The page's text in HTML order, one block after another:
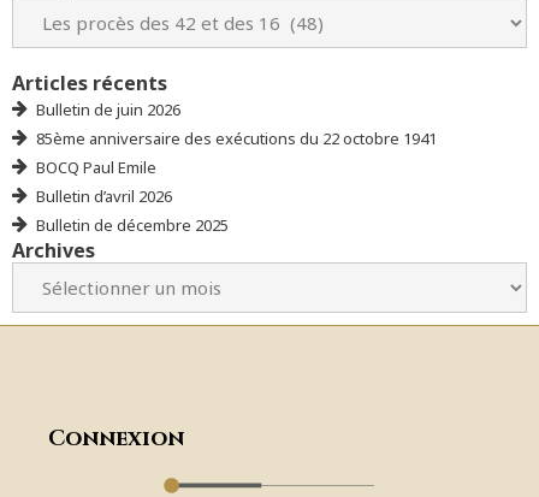
Articles récents
Bulletin de juin 2026
85ème anniversaire des exécutions du 22 octobre 1941
BOCQ Paul Emile
Bulletin d’avril 2026
Bulletin de décembre 2025
Archives
Connexion